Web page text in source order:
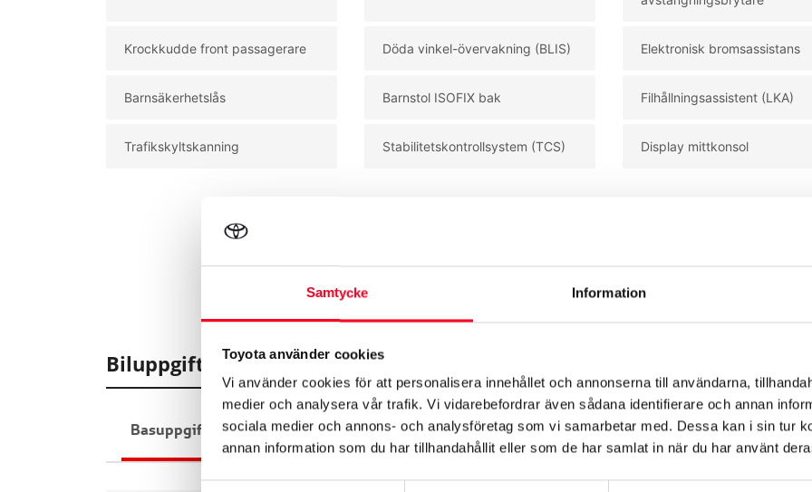
Samtycke Information
Toyota använder cookies
Vi använder cookies för att personalisera innehållet och annonserna till användarna,
medier och analysera vår trafik. Vi vidarebefordrar även sådana identifierare och annan
sociala medier och annons- och analysföretag som vi samarbetar med. Dessa kan i sin tur
annan information som du har tillhandahållit eller som de har samlat in när du har använt
Krockkudde front passagerare Döda vinkel-övervakning (BLIS) Elektronisk bromsassistans
Barnsäkerhetslås Barnstol ISOFIX bak Filhållningsassistent (LKA)
Trafikskyltskanning Stabilitetskontrollsystem (TCS) Display mittkonsol
Biluppgifter
Basuppgifter Funktioner Interiör Exteriör Säkerhet Motor & Prestanda Dimensioner &